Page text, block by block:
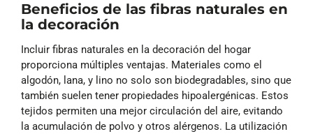
Beneficios de las fibras naturales en
la decoración
Incluir fibras naturales en la decoración del hogar
proporciona múltiples ventajas. Materiales como el
algodón, lana, y lino no solo son biodegradables, sino que
también suelen tener propiedades hipoalergénicas. Estos
tejidos permiten una mejor circulación del aire, evitando
la acumulación de polvo y otros alérgenos. La utilización